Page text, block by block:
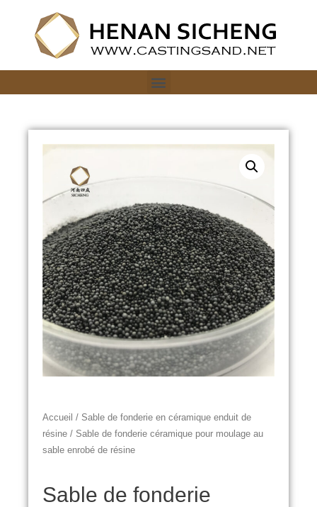
Accueil / Sable de fonderie en céramique enduit de
résine / Sable de fonderie céramique pour moulage au
sable enrobé de résine
Sable de fonderie